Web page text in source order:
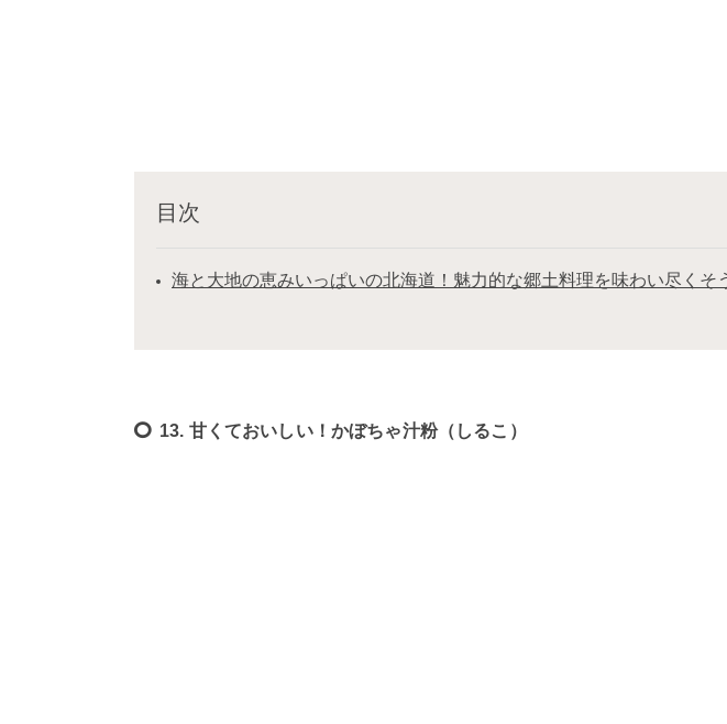
目次
海と大地の恵みいっぱいの北海道！魅力的な郷土料理を味わい尽くそ
13. 甘くておいしい！かぼちゃ汁粉（しるこ）